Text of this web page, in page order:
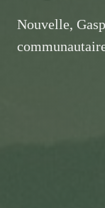
Nouvelle,